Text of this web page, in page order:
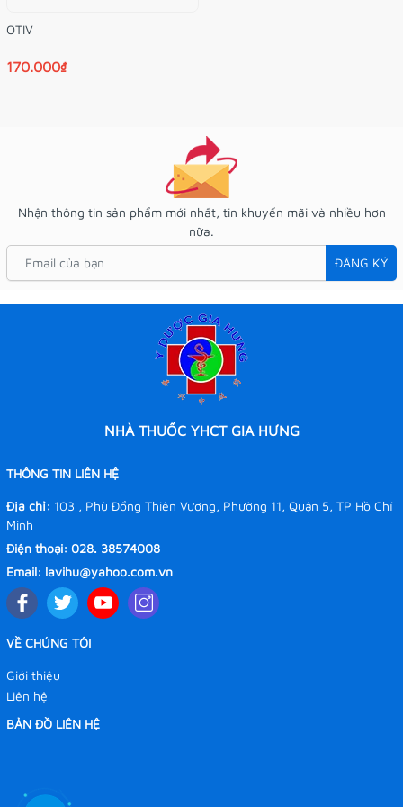
OTIV
170.000₫
Nhận thông tin sản phẩm mới nhất, tin khuyến mãi và nhiều hơn
nữa.
ĐĂNG KÝ
NHÀ THUỐC YHCT GIA HƯNG
THÔNG TIN LIÊN HỆ
Địa chỉ: 103 , Phù Đổng Thiên Vương, Phường 11, Quận 5, TP Hồ Chí
Minh
Điện thoại: 028. 38574008
Email: lavihu@yahoo.com.vn
VỀ CHÚNG TÔI
Giới thiệu
Liên hệ
BẢN ĐỒ LIÊN HỆ